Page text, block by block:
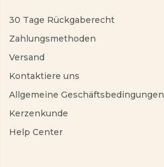
30 Tage Rückgaberecht
Zahlungsmethoden
Versand
Kontaktiere uns
Allgemeine Geschäftsbedingungen
Kerzenkunde
Help Center